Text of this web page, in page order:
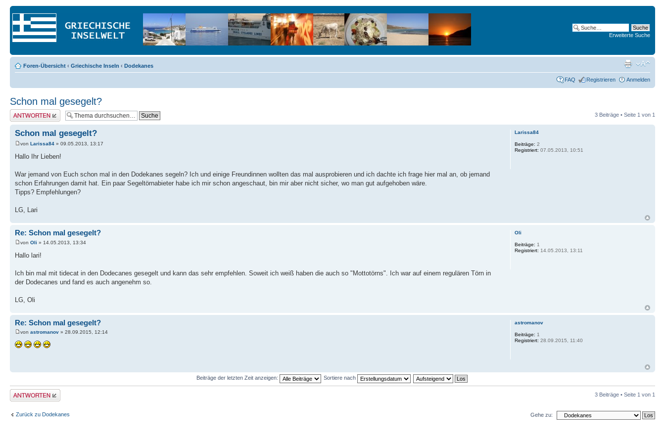
Erweiterte Suche
Foren-Übersicht ‹ Griechische Inseln ‹ Dodekanes
FAQ Registrieren Anmelden
Schon mal gesegelt?
Antwort erstellen 3 Beiträge • Seite 1 von 1
Schon mal gesegelt?
von Larissa84 » 09.05.2013, 13:17
Hallo Ihr Lieben!
War jemand von Euch schon mal in den Dodekanes segeln? Ich und einige Freundinnen wollten das mal ausprobieren und ich dachte ich frage hier mal an, ob jemand
schon Erfahrungen damit hat. Ein paar Segeltörnabieter habe ich mir schon angeschaut, bin mir aber nicht sicher, wo man gut aufgehoben wäre.
Tipps? Empfehlungen?
LG, Lari
Larissa84
Beiträge: 2
Registriert: 07.05.2013, 10:51
Re: Schon mal gesegelt?
von Oli » 14.05.2013, 13:34
Hallo lari!
Ich bin mal mit tidecat in den Dodecanes gesegelt und kann das sehr empfehlen. Soweit ich weiß haben die auch so "Mottotörns". Ich war auf einem regulären Törn in
der Dodecanes und fand es auch angenehm so.
LG, Oli
Oli
Beiträge: 1
Registriert: 14.05.2013, 13:11
Re: Schon mal gesegelt?
von astromanov » 28.09.2015, 12:14
astromanov
Beiträge: 1
Registriert: 28.09.2015, 11:40
Beiträge der letzten Zeit anzeigen: Sortiere nach
Antwort erstellen 3 Beiträge • Seite 1 von 1
Zurück zu Dodekanes Gehe zu: